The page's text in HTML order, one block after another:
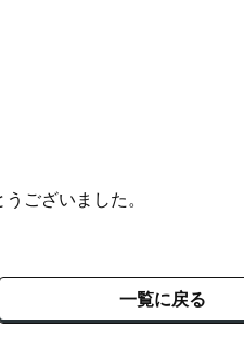
ございました。
一覧に戻る